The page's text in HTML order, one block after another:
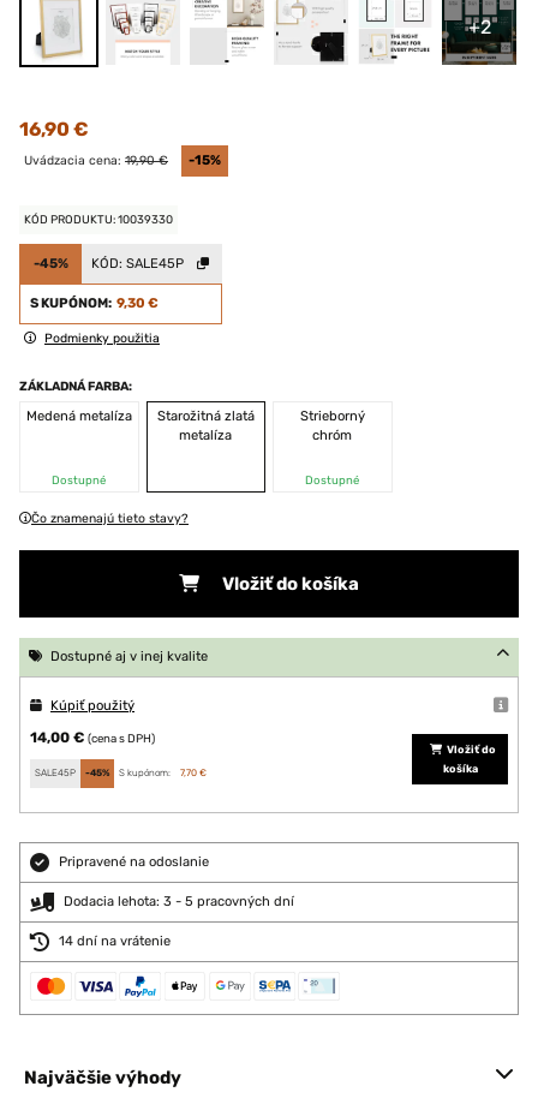
+2
16,90 €
Uvádzacia cena: 19,90 € -15%
KÓD PRODUKTU: 10039330
-45% KÓD: SALE45P
S KUPÓNOM: 9,30 €
Podmienky použitia
ZÁKLADNÁ FARBA:
Medená metalíza
Dostupné
Starožitná zlatá
metalíza
Strieborný
chróm
Dostupné
Čo znamenajú tieto stavy?
Vložiť do košíka
Dostupné aj v inej kvalite
Kúpiť použitý
14,00 € (cena s DPH)
SALE45P -45% S kupónom: 7,70 €
Vložiť do
košíka
Pripravené na odoslanie
Dodacia lehota: 3 - 5 pracovných dní
14 dní na vrátenie
Najväčšie výhody